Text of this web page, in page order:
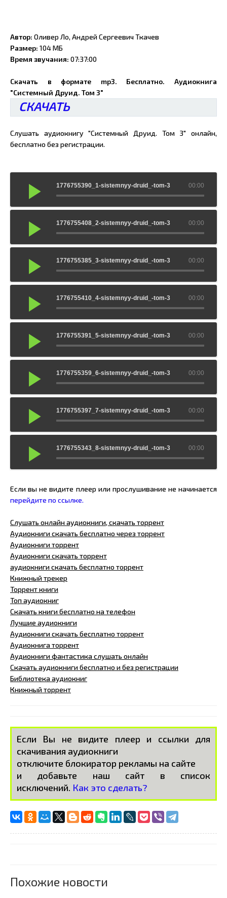
Автор: Оливер Ло, Андрей Сергеевич Ткачев
Размер: 104 МБ
Время звучания: 07:37:00
Скачать в формате mp3. Бесплатно. Аудиокнига
"Системный Друид. Том 3"
СКАЧАТЬ
Слушать аудиокнигу "Системный Друид. Том 3" онлайн,
бесплатно без регистрации.
00:00
1776755390_1-sistemnyy-druid_-tom-3
00:00
1776755408_2-sistemnyy-druid_-tom-3
00:00
1776755385_3-sistemnyy-druid_-tom-3
00:00
1776755410_4-sistemnyy-druid_-tom-3
00:00
1776755391_5-sistemnyy-druid_-tom-3
00:00
1776755359_6-sistemnyy-druid_-tom-3
00:00
1776755397_7-sistemnyy-druid_-tom-3
00:00
1776755343_8-sistemnyy-druid_-tom-3
Если вы не видите плеер или прослушивание не начинается
перейдите по ссылке.
Слушать онлайн аудиокниги, скачать торрент
Аудиокниги скачать бесплатно через торрент
Аудиокниги торрент
Аудиокниги скачать торрент
аудиокниги скачать бесплатно торрент
Книжный трекер
Торрент книги
Топ аудиокниг
Скачать книги бесплатно на телефон
Лучшие аудиокниги
Аудиокниги скачать бесплатно торрент
Аудиокнига торрент
Аудиокниги фантастика слушать онлайн
Скачать аудиокниги бесплатно и без регистрации
Библиотека аудиокниг
Книжный торрент
Если Вы не видите плеер и ссылки для
скачивания аудиокниги
отключите блокиратор рекламы на сайте
и добавьте наш сайт в список
исключений. Как это сделать?
Похожие новости